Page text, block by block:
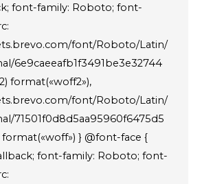
font-family: Roboto; font-
font/Roboto/Latin/
6e9caeeafb1f3491be3e32744
format(«woff2»),
font/Roboto/Latin/
71501f0d8d5aa95960f6475d5
} @font-face {
font-family: Roboto; font-